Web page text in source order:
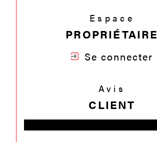
Espace
PROPRIÉTAIRE
Se connecter
Avis
CLIENT